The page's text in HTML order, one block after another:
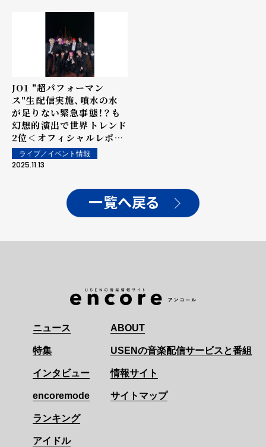
JO1 "超パフォーマン
ス"生配信実施、噴水の水
が足りない緊急事態！？も
幻想的演出で世界トレンド
2位＜オフィシャルレポー
ト＞
ライブ／イベント情報
2025.11.13
一覧へ戻る
ニュース
特集
インタビュー
encoremode
ランキング
アイドル
ABOUT
USENの音楽配信サービスと番組
情報サイト
サイトマップ